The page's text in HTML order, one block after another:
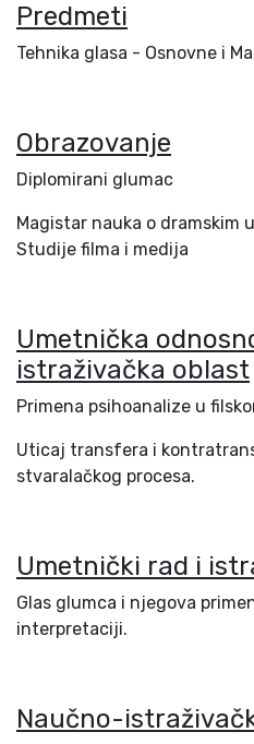
Predmeti
Tehnika glasa - Osnovne i
Obrazovanje
Diplomirani glumac
Magistar nauka o dramskim
Studije filma i medija
Umetnička
istraživačka oblast
Primena psihoanalize u
Uticaj transfera i
stvaralačkog procesa.
Umetnički rad i
Glas glumca i njegova
interpretaciji.
Naučno-